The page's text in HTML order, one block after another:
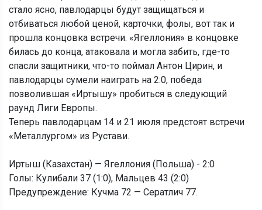
стало ясно, павлодарцы будут защищаться и
отбиваться любой ценой, карточки, фолы, вот так и
прошла концовка встречи. «Ягеллония» в концовке
билась до конца, атаковала и могла забить, где-то
спасли защитники, что-то поймал Антон Цирин, и
павлодарцы сумели наиграть на 2:0, победа
позволившая «Иртышу» пробиться в следующий
раунд Лиги Европы.
Теперь павлодарцам 14 и 21 июля предстоят встречи
«Металлургом» из Рустави.
Иртыш (Казахстан) — Ягеллония (Польша) - 2:0
Голы: Кулибали 37 (1:0), Мальцев 43 (2:0)
Предупреждение: Кучма 72 — Сератлич 77.